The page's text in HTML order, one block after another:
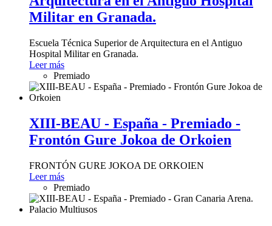
Militar en Granada.
Escuela Técnica Superior de Arquitectura en el Antiguo
Hospital Militar en Granada.
Leer más
Premiado
XIII-BEAU - España - Premiado -
Frontón Gure Jokoa de Orkoien
FRONTÓN GURE JOKOA DE ORKOIEN
Leer más
Premiado